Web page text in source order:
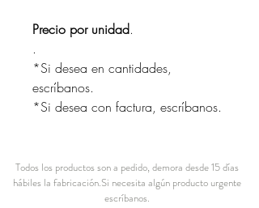
Precio por unidad.
.
*Si desea en cantidades,
escríbanos.
*Si desea con factura, escríbanos.
Todos los productos son a pedido, demora desde 15 días
hábiles la fabricación.Si necesita algún producto urgente
escríbanos.